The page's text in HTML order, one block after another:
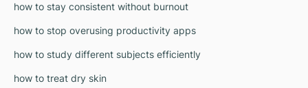
how to stay consistent without burnout
how to stop overusing productivity apps
how to study different subjects efficiently
how to treat dry skin